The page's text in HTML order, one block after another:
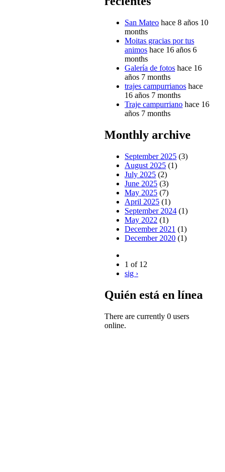
San Mateo hace 8 años 10
months
Moitas gracias por tus
animos hace 16 años 6
months
Galería de fotos hace 16
años 7 months
trajes campurrianos hace
16 años 7 months
Traje campurriano hace 16
años 7 months
Monthly archive
September 2025 (3)
August 2025 (1)
July 2025 (2)
June 2025 (3)
May 2025 (7)
April 2025 (1)
September 2024 (1)
May 2022 (1)
December 2021 (1)
December 2020 (1)
1 of 12
sig ›
Quién está en línea
There are currently 0 users
online.